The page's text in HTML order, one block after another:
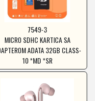
7549-3
MICRO SDHC KARTICA SA
ADATA 32GB CLASS-
10 *MD *SR